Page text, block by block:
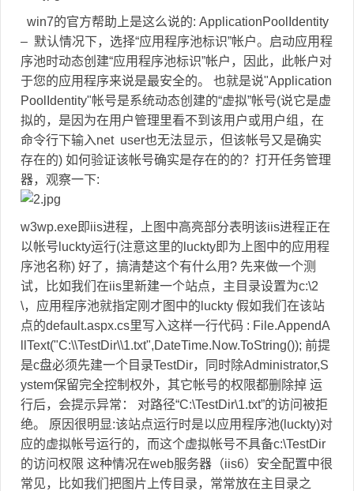
win7的官方帮助上是这么说的: ApplicationPoolIdentity
– 默认情况下，选择“应用程序池标识”帐户。启动应用程
序池时动态创建“应用程序池标识”帐户，因此，此帐户对
于您的应用程序来说是最安全的。 也就是说"Application
PoolIdentity"帐号是系统动态创建的“虚拟”帐号(说它是虚
拟的，是因为在用户管理里看不到该用户或用户组，在
命令行下输入net user也无法显示，但该帐号又是确实
存在的) 如何验证该帐号确实是存在的的？打开任务管理
器，观察一下:
w3wp.exe即iis进程，上图中高亮部分表明该iis进程正在
以帐号luckty运行(注意这里的luckty即为上图中的应用程
序池名称) 好了，搞清楚这个有什么用? 先来做一个测
试，比如我们在iis里新建一个站点，主目录设置为c:\2
\，应用程序池就指定刚才图中的luckty 假如我们在该站
点的default.aspx.cs里写入这样一行代码 : File.AppendA
llText("C:\\TestDir\\1.txt",DateTime.Now.ToString()); 前提
是c盘必须先建一个目录TestDir，同时除Administrator,S
ystem保留完全控制权外，其它帐号的权限都删除掉 运
行后，会提示异常： 对路径“C:\TestDir\1.txt”的访问被拒
绝。 原因很明显:该站点运行时是以应用程序池(luckty)对
应的虚拟帐号运行的，而这个虚拟帐号不具备c:\TestDir
的访问权限 这种情况在web服务器（iis6）安全配置中很
常见，比如我们把图片上传目录，常常放在主目录之